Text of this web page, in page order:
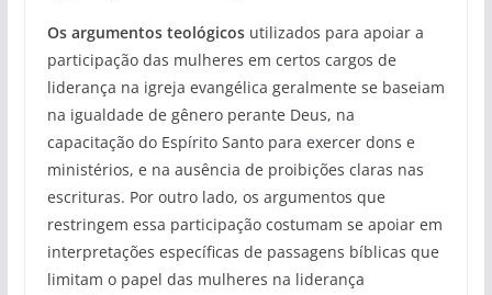
Os argumentos teológicosutilizados para apoiar a
participação das mulheres em certos cargos de
liderança na igreja evangélica geralmente se baseiam
na igualdade de gênero perante Deus, na
capacitação do Espírito Santo para exercer dons e
ministérios, e na ausência de proibições claras nas
escrituras. Por outro lado, os argumentos que
restringem essa participação costumam se apoiar em
interpretações específicas de passagens bíblicas que
limitam o papel das mulheres na liderança